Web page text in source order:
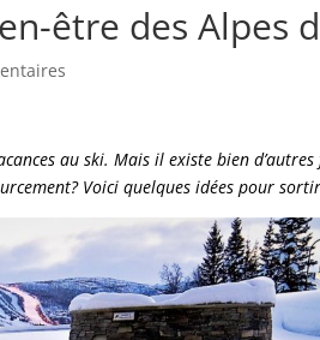
être des Alpes
au ski. Mais il existe bien d’autres
Voici quelques idées pour